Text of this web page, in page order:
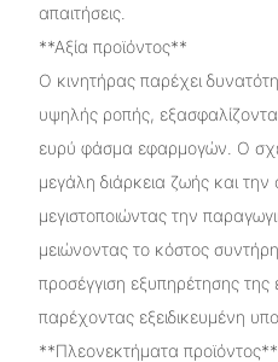
απαιτήσεις.
**Αξία προϊόντος**
Ο κινητήρας παρέχει
υψηλής ροπής,
ευρύ φάσμα εφαρμογών. Ο
μεγάλη διάρκεια ζωής και την
μεγιστοποιώντας την
μειώνοντας το κόστος
προσέγγιση εξυπηρέτησης της
παρέχοντας εξειδικευμένη
**Πλεονεκτήματα προϊόντος**